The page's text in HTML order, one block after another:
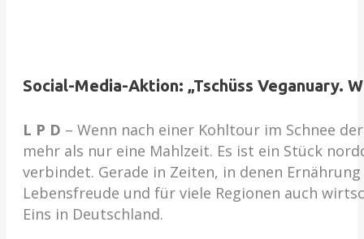
Social-Media-Aktion: „Tschüss Veganuary.
L P D – Wenn nach einer Kohltour im Schnee
mehr als nur eine Mahlzeit. Es ist ein Stück
verbindet. Gerade in Zeiten, in denen
Lebensfreude und für viele Regionen auch
Eins in Deutschland.